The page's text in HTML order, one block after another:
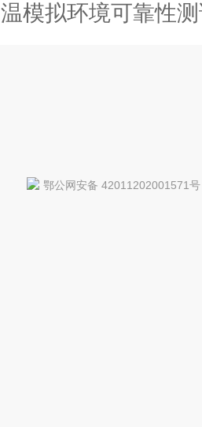
温模拟环境可靠性测试在5G
鄂公网安备 42011202001571号